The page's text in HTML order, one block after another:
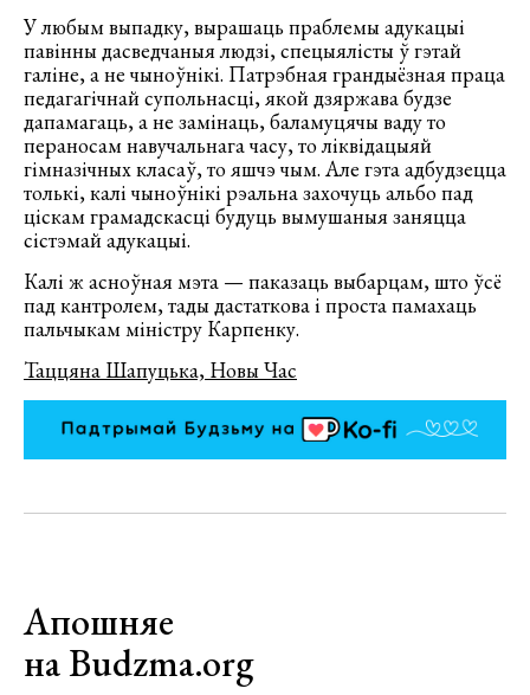
У любым выпадку, вырашаць праблемы адукацыі
павінны дасведчаныя людзі, спецыялісты ў гэтай
галіне, а не чыноўнікі. Патрэбная грандыёзная праца
педагагічнай супольнасці, якой дзяржава будзе
дапамагаць, а не замінаць, баламуцячы ваду то
пераносам навучальнага часу, то ліквідацыяй
гімназічных класаў, то яшчэ чым. Але гэта адбудзецца
толькі, калі чыноўнікі рэальна захочуць альбо пад
ціскам грамадскасці будуць вымушаныя заняцца
сістэмай адукацыі.
Калі ж асноўная мэта — паказаць выбарцам, што ўсё
пад кантролем, тады дастаткова і проста памахаць
пальчыкам міністру Карпенку.
Таццяна Шапуцька, Новы Час
Апошняе
на Budzma.org